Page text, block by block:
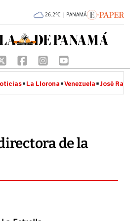
26.2°C | PANAMÁ
La Llorona Venezuela José
de la